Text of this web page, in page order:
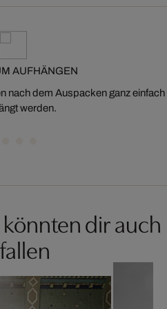
AUFHÄNGEN
nach dem Auspacken ganz einfach
werden.
dir auch